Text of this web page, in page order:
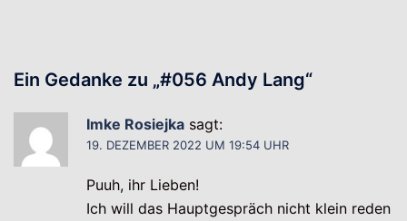
Ein Gedanke zu „#056 Andy Lang“
Imke Rosiejka sagt:
19. DEZEMBER 2022 UM 19:54 UHR
Puuh, ihr Lieben!
Ich will das Hauptgespräch nicht klein reden